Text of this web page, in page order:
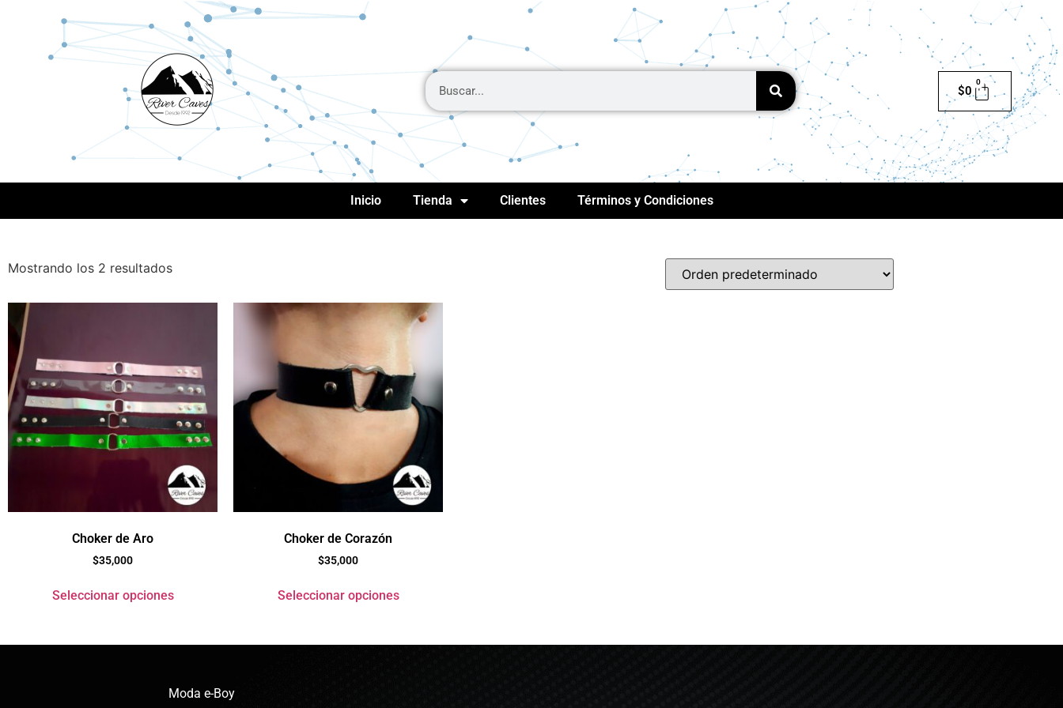
$0
0
Inicio Tienda Clientes Términos y Condiciones
Mostrando los 2 resultados
Choker de Aro
$35,000
Seleccionar opciones
Choker de Corazón
$35,000
Seleccionar opciones
Moda e-Boy